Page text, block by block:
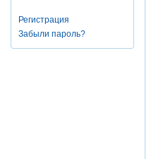
Регистрация
Забыли пароль?